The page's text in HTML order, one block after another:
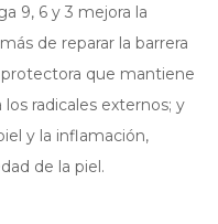
9, 6 y 3 mejora la
de reparar la barrera
que mantiene
radicales externos; y
y la inflamación,
de la piel.